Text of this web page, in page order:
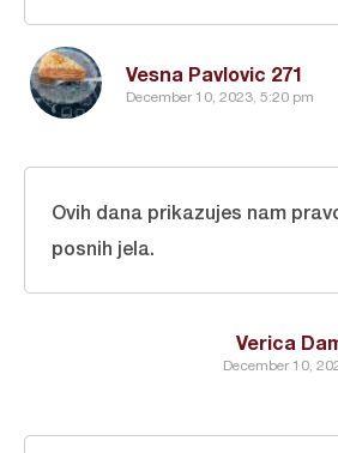
Vesna Pavlovic 271
December 10, 2023, 5:20 pm
Verica
December 10,
Ovih dana prikazujes nam
posnih jela.